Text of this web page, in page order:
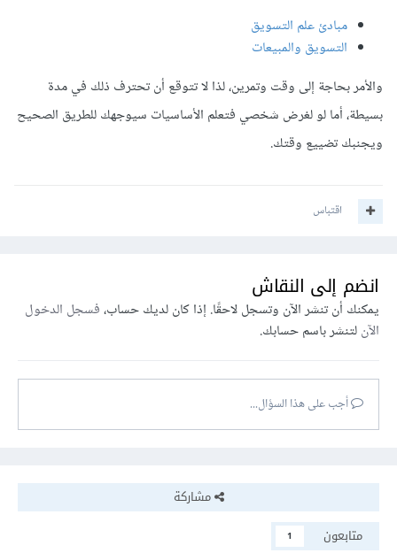
مبادئ علم التسويق
التسويق والمبيعات
والأمر بحاجة إلى وقت وتمرين، لذا لا تتوقع أن تحترف ذلك في مدة
بسيطة، أما لو لغرض شخصي فتعلم الأساسيات سيوجهك للطريق الصحيح
ويجنبك تضييع وقتك.
اقتباس
انضم إلى النقاش
يمكنك أن تنشر الآن وتسجل لاحقًا. إذا كان لديك حساب،فسجل الدخول
الآنلتنشر باسم حسابك.
أجب على هذا السؤال...
مشاركة
متابعون
1